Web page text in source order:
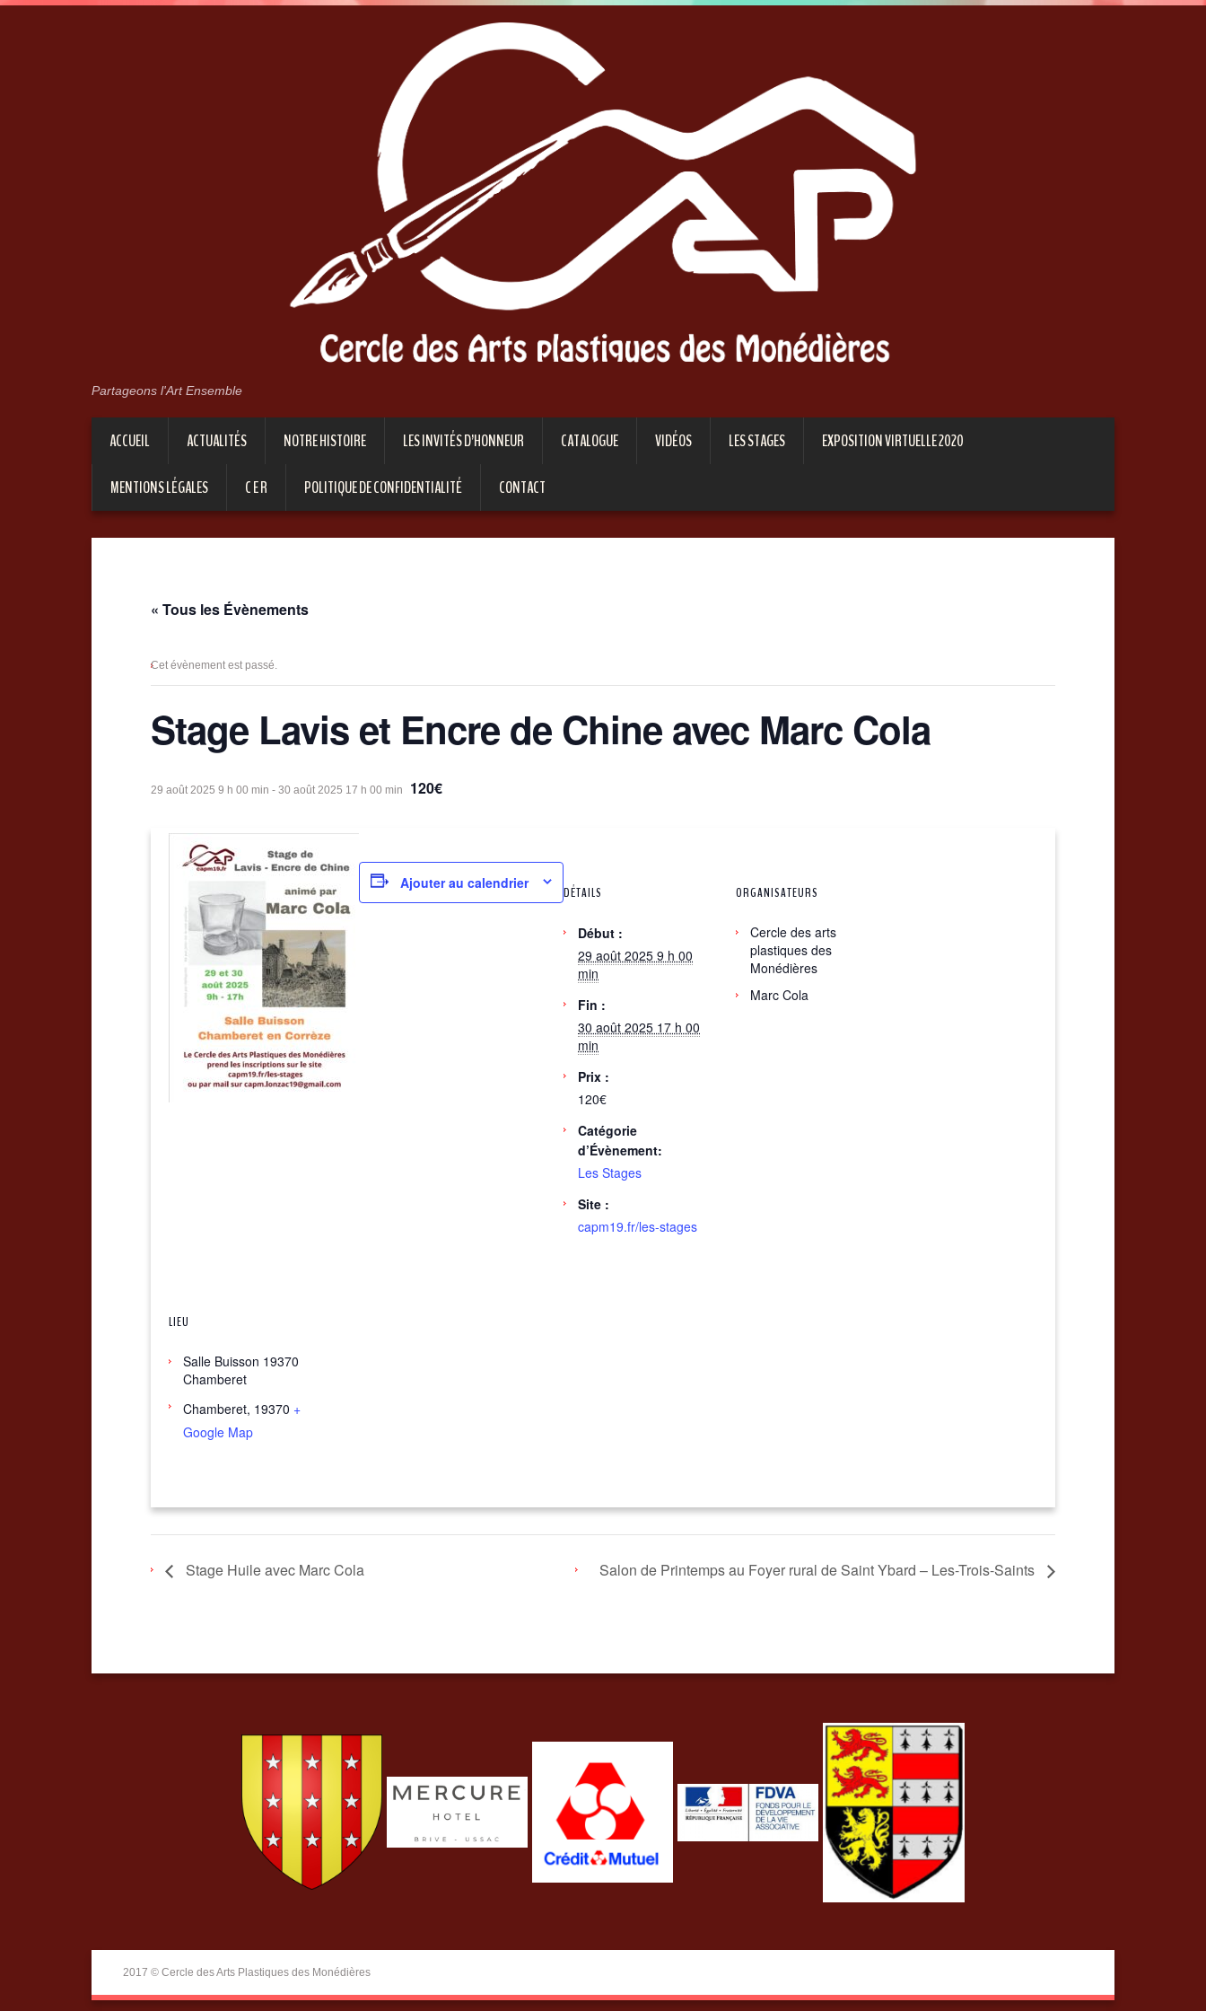
Partageons l'Art Ensemble
ACCUEIL ACTUALITÉS NOTRE HISTOIRE LES INVITÉS D’HONNEUR CATALOGUE VIDÉOS LES STAGES EXPOSITION VIRTUELLE 2020
MENTIONS LÉGALES C E R POLITIQUE DE CONFIDENTIALITÉ CONTACT
« Tous les Évènements
Cet évènement est passé.
Stage Lavis et Encre de Chine avec Marc Cola
29 août 2025 9 h 00 min - 30 août 2025 17 h 00 min 120€
Ajouter au calendrier
DÉTAILS
Début :
29 août 2025 9 h 00
min
Fin :
30 août 2025 17 h 00
min
Prix :
120€
Catégorie
d’Évènement:
Les Stages
Site :
capm19.fr/les-stages
ORGANISATEURS
Cercle des arts
plastiques des
Monédières
Marc Cola
LIEU
Salle Buisson 19370
Chamberet
Chamberet, 19370 +
Google Map
Stage Huile avec Marc Cola Salon de Printemps au Foyer rural de Saint Ybard – Les-Trois-Saints
2017 © Cercle des Arts Plastiques des Monédières